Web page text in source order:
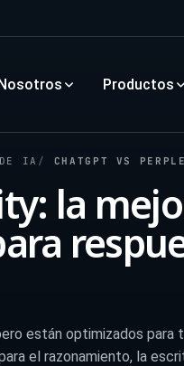
Productos
IA CHATGPT VS PERPLEXITY:
la
están optimizados para
el razonamiento, la